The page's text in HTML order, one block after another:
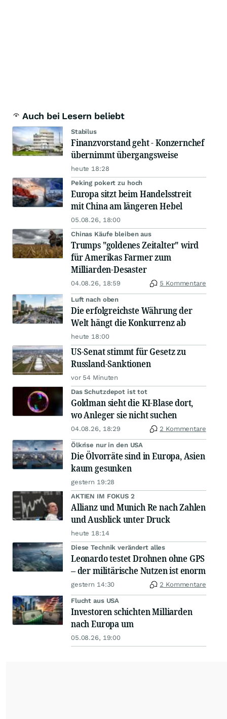
Auch bei Lesern beliebt
Stabilus
Finanzvorstand geht - Konzernchef
übernimmt übergangsweise
heute 18:28
Peking pokert zu hoch
Europa sitzt beim Handelsstreit
mit China am längeren Hebel
05.08.26, 18:00
Chinas Käufe bleiben aus
Trumps "goldenes Zeitalter" wird
für Amerikas Farmer zum
Milliarden-Desaster
04.08.26, 18:59 5 Kommentare
Luft nach oben
Die erfolgreichste Währung der
Welt hängt die Konkurrenz ab
heute 18:00
US-Senat stimmt für Gesetz zu
Russland-Sanktionen
vor 54 Minuten
Das Schutzdepot ist tot
Goldman sieht die KI-Blase dort,
wo Anleger sie nicht suchen
04.08.26, 18:29 2 Kommentare
Ölkrise nur in den USA
Die Ölvorräte sind in Europa, Asien
kaum gesunken
gestern 19:28
AKTIEN IM FOKUS 2
Allianz und Munich Re nach Zahlen
und Ausblick unter Druck
heute 18:14
Diese Technik verändert alles
Leonardo testet Drohnen ohne GPS
– der militärische Nutzen ist enorm
gestern 14:30 2 Kommentare
Flucht aus USA
Investoren schichten Milliarden
nach Europa um
05.08.26, 19:00